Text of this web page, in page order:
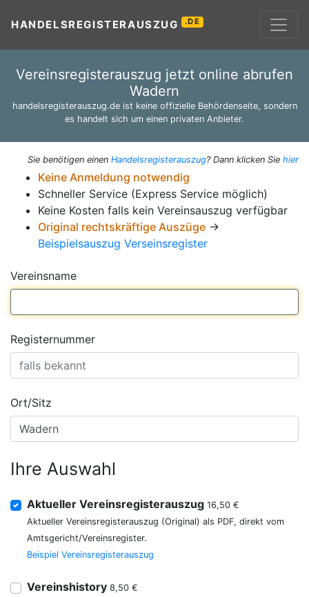
HANDELSREGISTERAUSZUG .DE
Vereinsregisterauszug jetzt online abrufen
Wadern
handelsregisterauszug.de ist keine offizielle Behördenseite, sondern
es handelt sich um einen privaten Anbieter.
Sie benötigen einen Handelsregisterauszug? Dann klicken Sie hier
Keine Anmeldung notwendig
Schneller Service (Express Service möglich)
Keine Kosten falls kein Vereinsauszug verfügbar
Original rechtskräftige Auszüge →
Beispielsauszug Verseinsregister
Vereinsname
Registernummer
Ort/Sitz
Ihre Auswahl
Aktueller Vereinsregisterauszug 16,50 €
Aktueller Vereinsregisterauszug (Original) als PDF, direkt vom
Amtsgericht/Vereinsregister.
Beispiel Vereinsregisterauszug
Vereinshistory 8,50 €